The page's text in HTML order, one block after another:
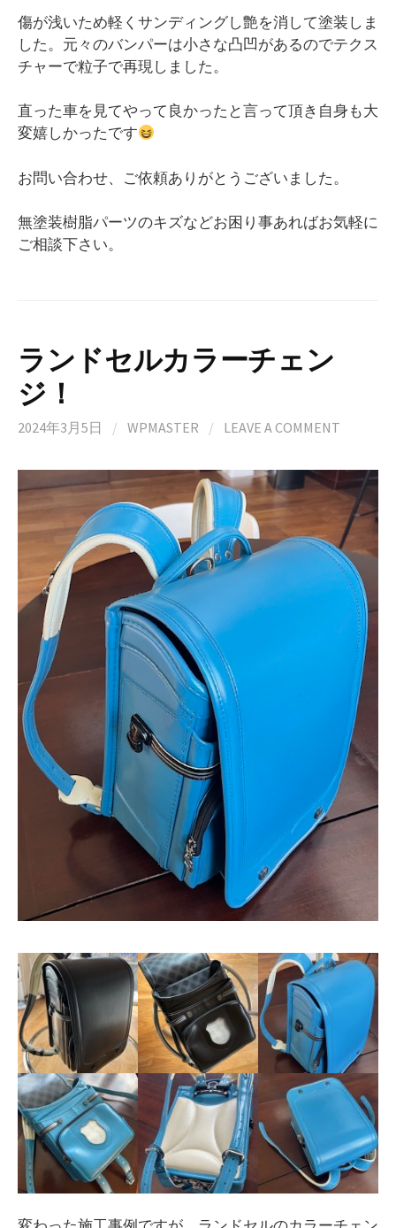
傷が浅いため軽くサンディングし艶を消して塗装しま
した。元々のバンパーは小さな凸凹があるのでテクス
チャーで粒子で再現しました。
直った車を見てやって良かったと言って頂き自身も大
変嬉しかったです
お問い合わせ、ご依頼ありがとうございました。
無塗装樹脂パーツのキズなどお困り事あればお気軽に
ご相談下さい。
ランドセルカラーチェン
ジ！
2024年3月5日 / WPMASTER / LEAVE A COMMENT